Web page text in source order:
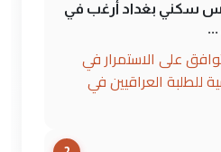
سكني بغداد أرغب في
على الاستمرار في
دراسية للطلبة العراقيين في